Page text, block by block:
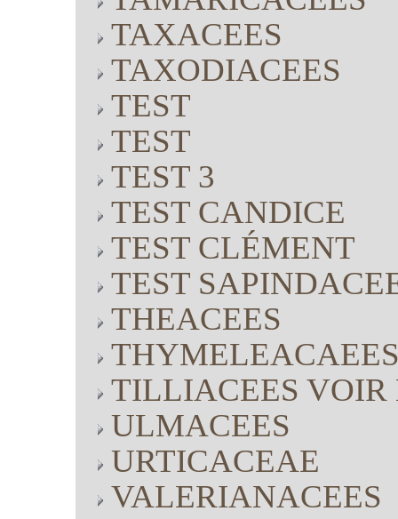
TAXACEES
TAXODIACEES
TEST
TEST
TEST 3
TEST CANDICE
TEST CLÉMENT
TEST
THEACEES
TILLIACEES VOIR
ULMACEES
URTICACEAE
VALERIANACEES